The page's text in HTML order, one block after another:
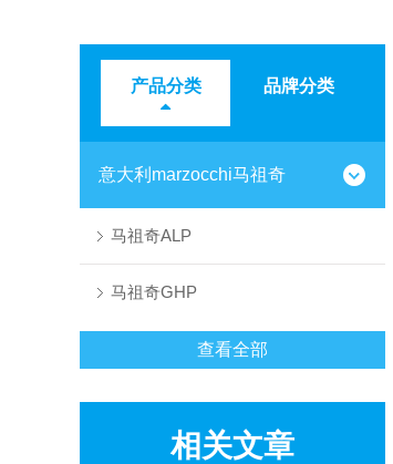
产品分类 品牌分类
意大利marzocchi马祖奇
马祖奇ALP
马祖奇GHP
查看全部
相关文章